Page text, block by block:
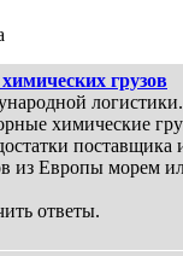
грузов
логистики.
химические
поставщика
из Европы морем
ответы.